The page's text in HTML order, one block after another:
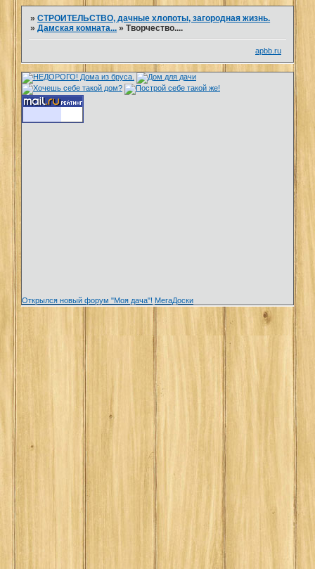
»СТРОИТЕЛЬСТВО, дачные хлопоты, загородная жизнь.
»Дамская комната... »Творчество....
apbb.ru
Открылся новый форум "Моя дача"! МегаДоски